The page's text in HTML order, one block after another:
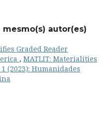
autor(es)
Graded Reader
, MATLIT: Materialities
(2023): Humanidades